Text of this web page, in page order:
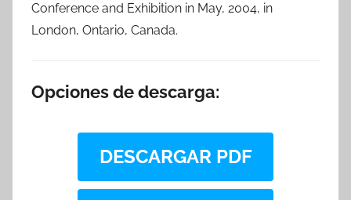
Conference and Exhibition in May, 2004, in
London, Ontario, Canada.
Opciones de descarga:
DESCARGAR PDF